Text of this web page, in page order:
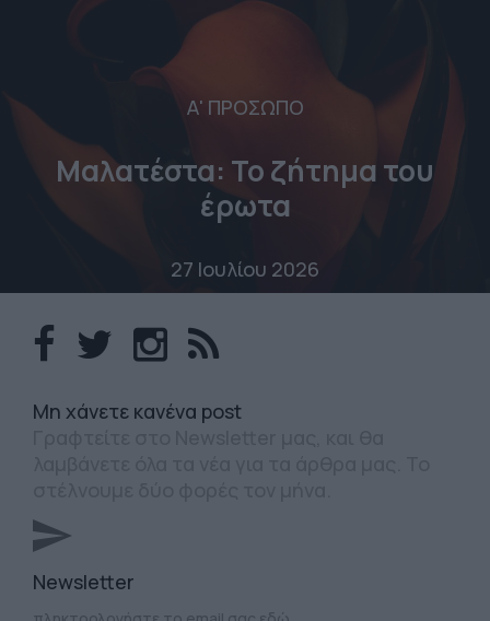
Α' ΠΡΟΣΩΠΟ
Μαλατέστα: Το ζήτημα του
έρωτα
27 Ιουλίου 2026
Mη χάνετε κανένα post
Newsletter